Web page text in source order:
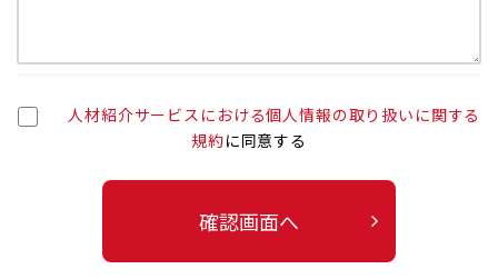
人材紹介サービスにおける個人情報の取り扱いに関する
規約に同意する
確認画面へ